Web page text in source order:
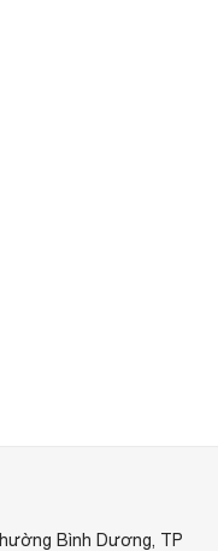
Bình Dương, TP